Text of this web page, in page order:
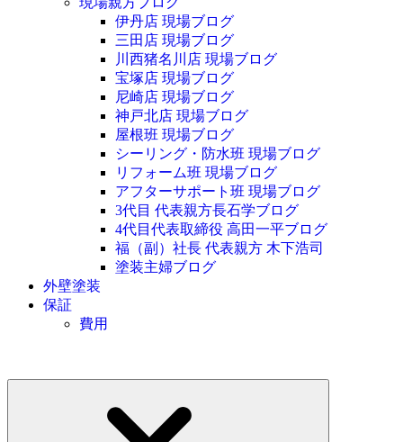
伊丹店 現場ブログ
三田店 現場ブログ
川西猪名川店 現場ブログ
宝塚店 現場ブログ
尼崎店 現場ブログ
神戸北店 現場ブログ
屋根班 現場ブログ
シーリング・防水班 現場ブログ
リフォーム班 現場ブログ
アフターサポート班 現場ブログ
3代目 代表親方長石学ブログ
4代目代表取締役 高田一平ブログ
福（副）社長 代表親方 木下浩司
塗装主婦ブログ
外壁塗装
保証
費用